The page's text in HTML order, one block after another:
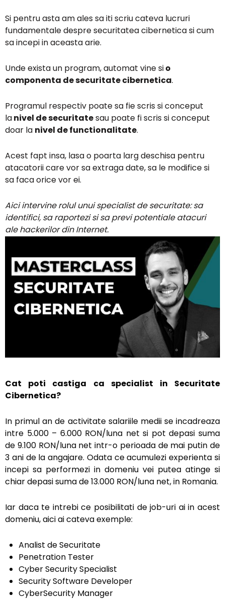
Si pentru asta am ales sa iti scriu cateva lucruri
fundamentale despre securitatea cibernetica si cum
sa incepi in aceasta arie.
Unde exista un program, automat vine sio
componenta de securitate cibernetica.
Programul respectiv poate sa fie scris si conceput
lanivel de securitatesau poate fi scris si conceput
doar la nivel de functionalitate.
Acest fapt insa, lasa o poarta larg deschisa pentru
atacatorii care vor sa extraga date, sa le modifice si
sa faca orice vor ei.
Aici intervine rolul unui specialist de securitate: sa
identifici, sa raportezi si sa previ potentiale atacuri
ale hackerilor din Internet.
Cat poti castiga ca specialist in Securitate
Cibernetica?
In primul an de activitate salariile medii se incadreaza
intre 5.000 – 6.000 RON/luna net si pot depasi suma
de 9.100 RON/luna net intr-o perioada de mai putin de
3 ani de la angajare. Odata ce acumulezi experienta si
incepi sa performezi in domeniu vei putea atinge si
chiar depasi suma de 13.000 RON/luna net, in Romania.
Iar daca te intrebi ce posibilitati de job-uri ai in acest
domeniu, aici ai cateva exemple:
Analist de Securitate
Penetration Tester
Cyber Security Specialist
Security Software Developer
CyberSecurity Manager